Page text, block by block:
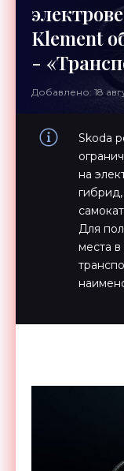
Klement
-
Добавлено: 18
Skoda
на
Для
места